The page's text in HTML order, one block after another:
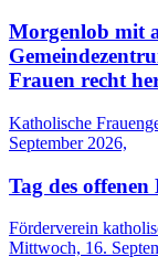
Morgenlob mit
Frauen recht
Katholische
September 2026,
Tag des offenen
Förderverein
Mittwoch, 16.